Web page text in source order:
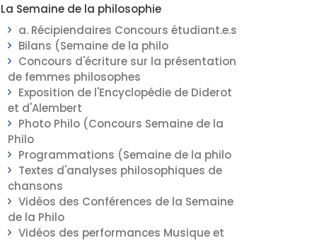
La Semaine de la philosophie
a. Récipiendaires Concours étudiant.e.s
Bilans (Semaine de la philo
Concours d'écriture sur la présentation
de femmes philosophes
Exposition de l'Encyclopédie de Diderot
et d'Alembert
Photo Philo (Concours Semaine de la
Philo
Programmations (Semaine de la philo
Textes d'analyses philosophiques de
chansons
Vidéos des Conférences de la Semaine
de la Philo
Vidéos des performances Musique et